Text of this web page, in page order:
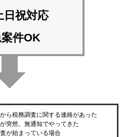
日祝対応
件OK
ら税務調査に関する連絡があった
突然、無通知でやってきた
が始まっている場合